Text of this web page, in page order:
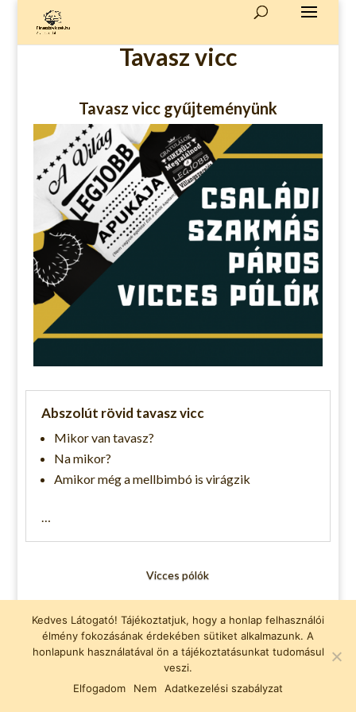
Tavasz vicc
Tavasz vicc gyűjteményünk
Abszolút rövid tavasz vicc
Mikor van tavasz?
Na mikor?
Amikor még a mellbimbó is virágzik
…
Vicces pólók
Adatvédelmi nyilatkozat
vicc, viccek, fárasztó viccek
Facebook
Kedves Látogató! Tájékoztatjuk, hogy a honlap felhasználói
élmény fokozásának érdekében sütiket alkalmazunk. A
honlapunk használatával ön a tájékoztatásunkat tudomásul
veszi.
Elfogadom
Nem Adatkezelési szabályzat